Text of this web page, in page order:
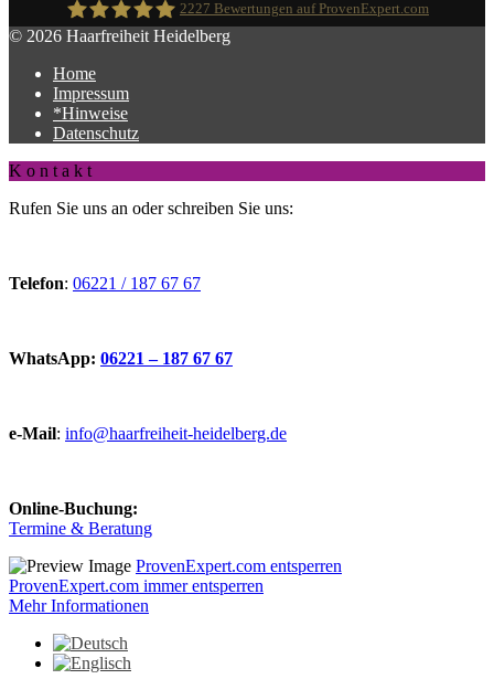
Haarfreiheit
2227 Bewertungen auf ProvenExpert.com
© 2026 Haarfreiheit Heidelberg
Home
Impressum
*Hinweise
Datenschutz
K o n t a k t
Rufen Sie uns an oder schreiben Sie uns:
Telefon: 06221 / 187 67 67
WhatsApp: 06221 – 187 67 67
e-Mail: info@haarfreiheit-heidelberg.de
Online-Buchung:
Termine & Beratung
ProvenExpert.com entsperren
ProvenExpert.com immer entsperren
Mehr Informationen